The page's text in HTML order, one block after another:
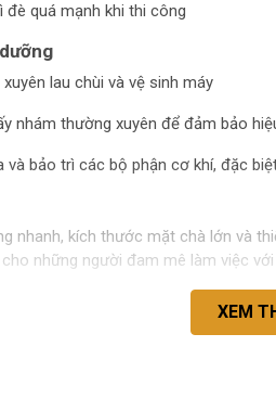
đè quá mạnh khi thi công
lau chùi và vệ sinh máy
nhám thường xuyên để đảm bảo
và bảo trì các bộ phận cơ khí, đặc
nhanh, kích thước mặt chà lớn và
những người đam mê làm việc với
XEM